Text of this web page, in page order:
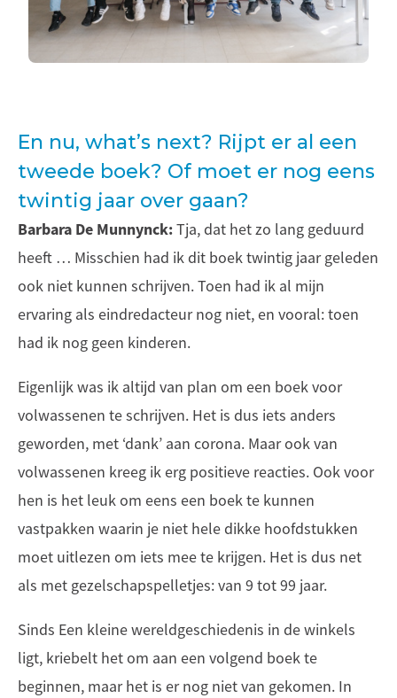
En nu, what’s next? Rijpt er al een
tweede boek? Of moet er nog eens
twintig jaar over gaan?
Barbara De Munnynck:Tja, dat het zo lang geduurd
heeft … Misschien had ik dit boek twintig jaar geleden
ook niet kunnen schrijven. Toen had ik al mijn
ervaring als eindredacteur nog niet, en vooral: toen
had ik nog geen kinderen.
Eigenlijk was ik altijd van plan om een boek voor
volwassenen te schrijven. Het is dus iets anders
geworden, met ‘dank’ aan corona. Maar ook van
volwassenen kreeg ik erg positieve reacties. Ook voor
hen is het leuk om eens een boek te kunnen
vastpakken waarin je niet hele dikke hoofdstukken
moet uitlezen om iets mee te krijgen. Het is dus net
als met gezelschapspelletjes: van 9 tot 99 jaar.
Sinds Een kleine wereldgeschiedenis in de winkels
ligt, kriebelt het om aan een volgend boek te
beginnen, maar het is er nog niet van gekomen. In